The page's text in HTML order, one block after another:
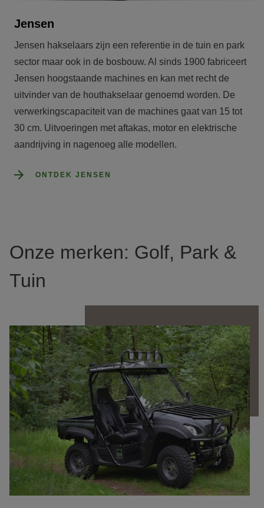
Jensen
Jensen hakselaars zijn een referentie in de tuin en park
sector maar ook in de bosbouw. Al sinds 1900 fabriceert
Jensen hoogstaande machines en kan met recht de
uitvinder van de houthakselaar genoemd worden. De
verwerkingscapaciteit van de machines gaat van 15 tot
30 cm. Uitvoeringen met aftakas, motor en elektrische
aandrijving in nagenoeg alle modellen.
ONTDEK JENSEN
Onze merken: Golf, Park &
Tuin